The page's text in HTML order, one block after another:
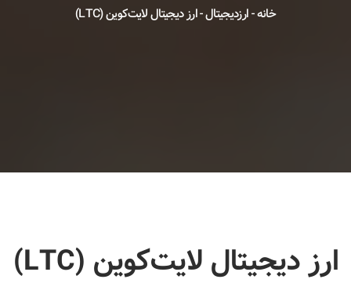
خانه-ارزدیجیتال-ارز دیجیتال لایت‌کوین (LTC)
ارز دیجیتال لایت‌کوین (LTC)